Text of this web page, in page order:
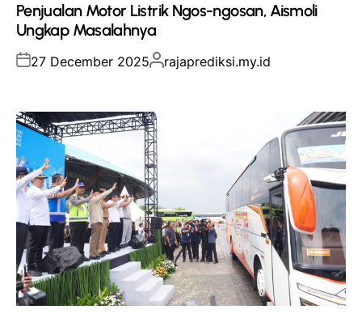
Penjualan Motor Listrik Ngos-ngosan, Aismoli
Ungkap Masalahnya
Posted
27 December 2025Posted
rajaprediksi.my.id